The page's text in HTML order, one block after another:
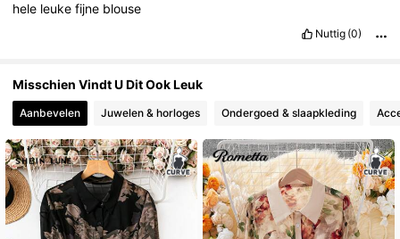
hele leukefijne blouse
Nuttig (0)
Misschien Vindt U Dit Ook Leuk
Aanbevelen Juwelen & horloges Ondergoed & slaapkleding